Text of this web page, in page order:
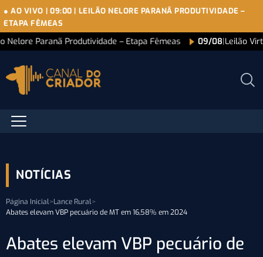
● AO VIVO | 09:00 | LEILÃO NELORE PARANÃ PRODUTIVIDADE –
ETAPA FÊMEAS
Nelore Paranã Produtividade – Etapa Fêmeas 09/08|Leilão
NOTÍCIAS
Página Inicial>Lance Rural>
Abates elevam VBP pecuário de MT em 16,58% em 2024
Abates elevam VBP pecuário de